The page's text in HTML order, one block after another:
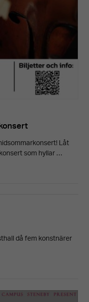
Låt
som hyllar …
då fem konstnärer